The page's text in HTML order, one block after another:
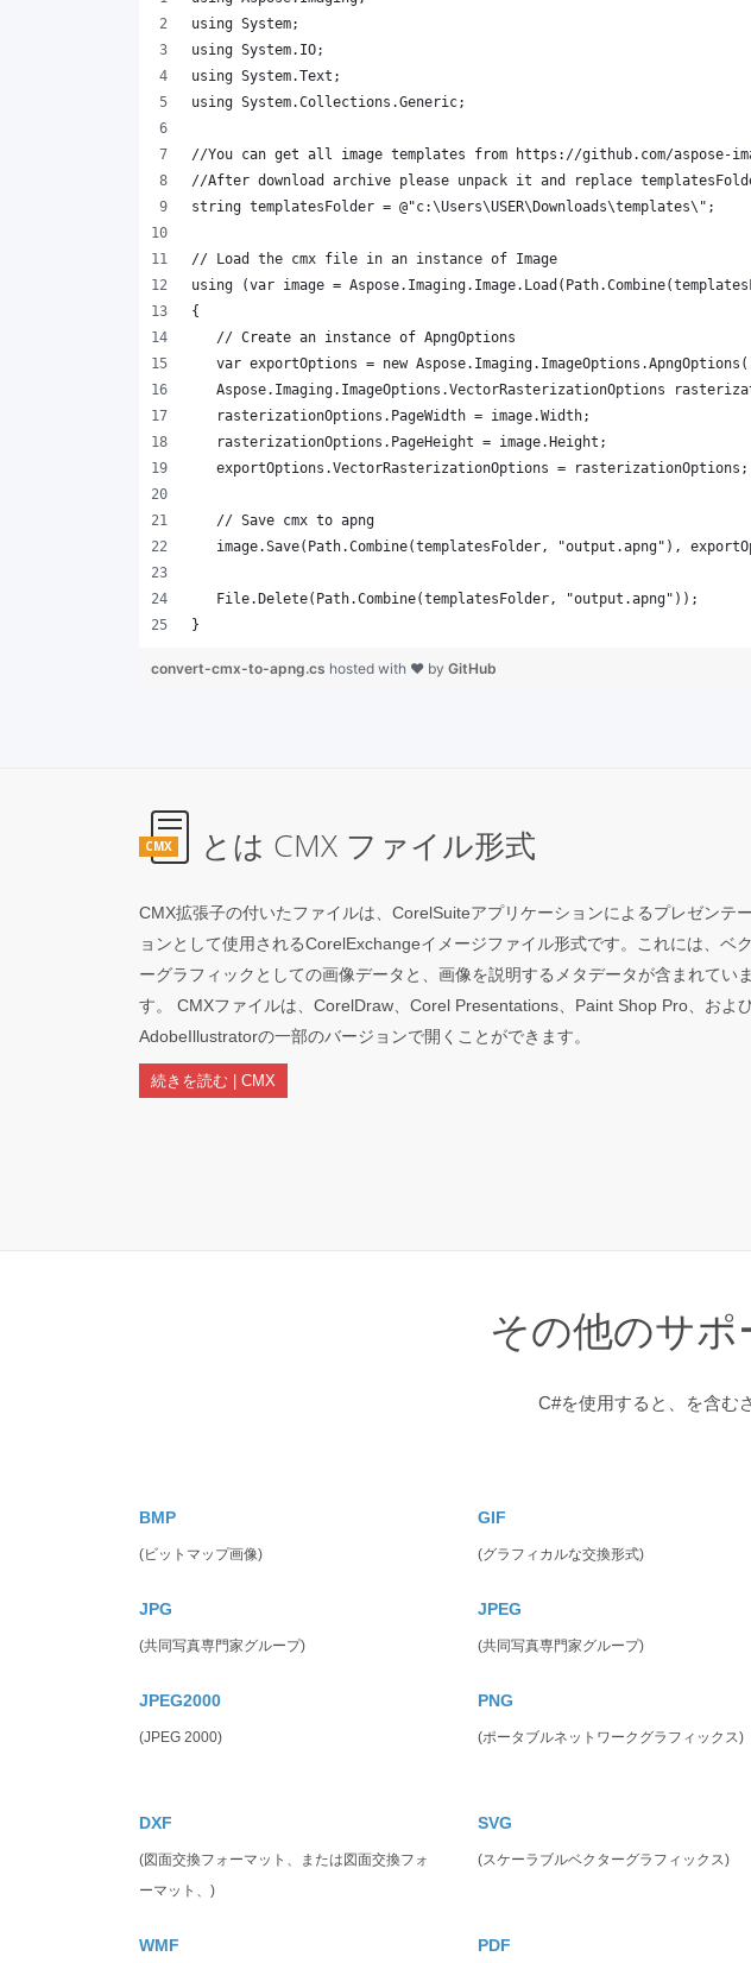
}
convert-cmx-to-apng.cs hosted with ❤ by GitHub
CMX とは CMX ファイル形式
CMX拡張子の付いたファイルは、CorelSuiteアプリケーションによるプレゼンテ
ョンとして使用されるCorelExchangeイメージファイル形式です。これには、ベ
ーグラフィックとしての画像データと、画像を説明するメタデータが含まれていま
す。 CMXファイルは、CorelDraw、Corel Presentations、Paint Shop Pro、およ
AdobeIllustratorの一部のバージョンで開くことができます。
続きを読む | CMX
その他のサ
C#を使用すると、を含む
BMP
(ビットマップ画像)
GIF
(グラフィカルな交換形式)
JPG
(共同写真専門家グループ)
JPEG
(共同写真専門家グループ)
JPEG2000
(JPEG 2000)
PNG
(ポータブルネットワークグラフィックス)
DXF
(図面交換フォーマット、または図面交換フォ
ーマット、)
SVG
(スケーラブルベクターグラフィックス)
WMF PDF